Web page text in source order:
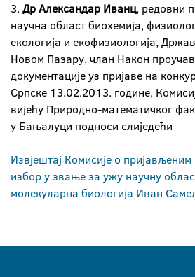
3. Др Александар Иванц, редовни
научна област биохемија,
екологија и екофизиологија,
Новом Пазару, члан Након
документације уз пријаве на
Српске 13.02.2013. године,
вијећу Природно-математичког
у Бањалуци подноси слиједећи
Извјештај Комисије о
избор у звање за ужу научну
молекуларна биологија Иван